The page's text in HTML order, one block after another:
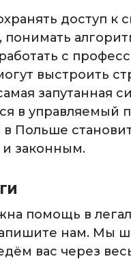
доступ к
понимать
с
выстроить
запутанная
в управляемый
Польше
законным.
помощь в
нам. Мы
вас через